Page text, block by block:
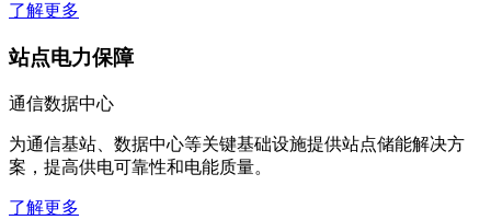
了解更多
站点电力保障
通信数据中心
为通信基站、数据中心等关键基础设施提供站点储能解决方
案，提高供电可靠性和电能质量。
了解更多